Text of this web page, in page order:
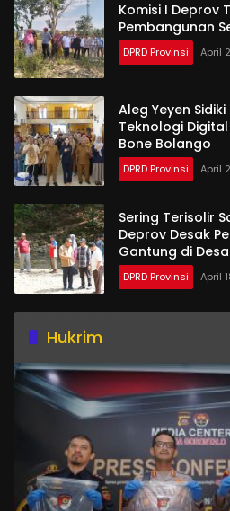
Komisi I Deprov
Pembangunan
DPRD Provinsi April
Aleg Yeyen
Teknologi Digital
Bone Bolango
DPRD Provinsi April
Sering Terisolir
Deprov Desak
Gantung di
DPRD Provinsi April
Hukrim